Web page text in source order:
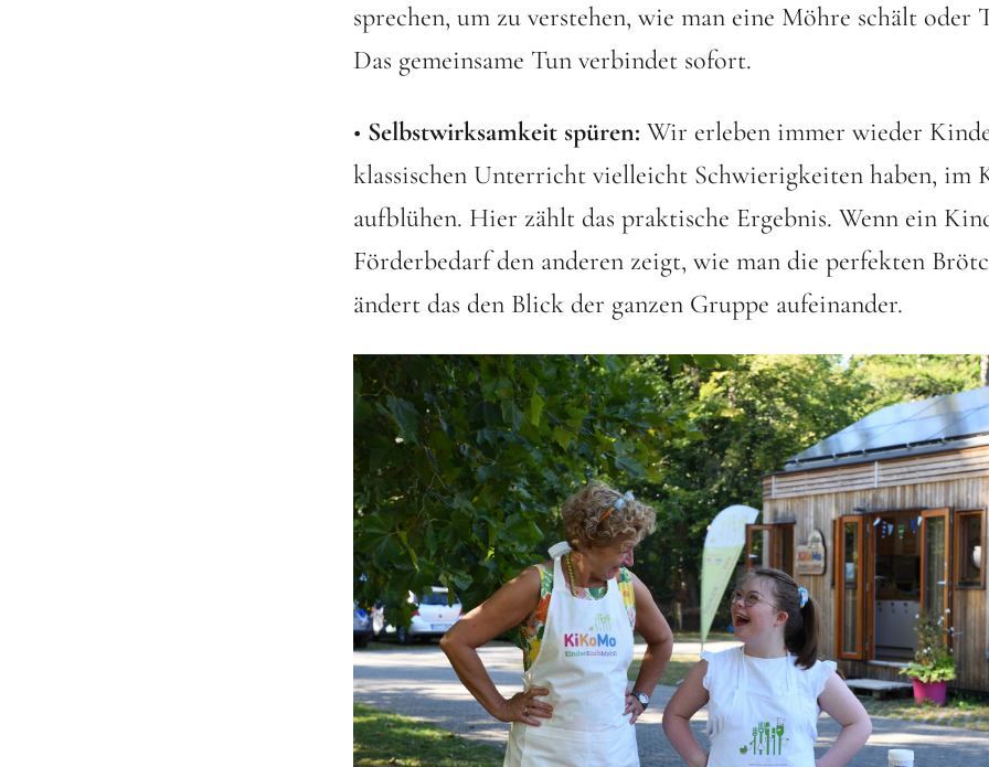
sprechen, um zu verstehen, wie man eine Möhre schält oder
Das gemeinsame Tun verbindet sofort.
• Selbstwirksamkeit spüren: Wir erleben immer wieder
klassischen Unterricht vielleicht Schwierigkeiten haben, im
aufblühen. Hier zählt das praktische Ergebnis. Wenn ein
Förderbedarf den anderen zeigt, wie man die perfekten
ändert das den Blick der ganzen Gruppe aufeinander.